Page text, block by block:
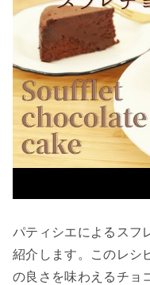
パティシエによるスフ
紹介します。このレシ
の良さを味わえるチョ